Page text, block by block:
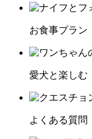
お食事プラン
愛犬と楽しむ
よくある質問